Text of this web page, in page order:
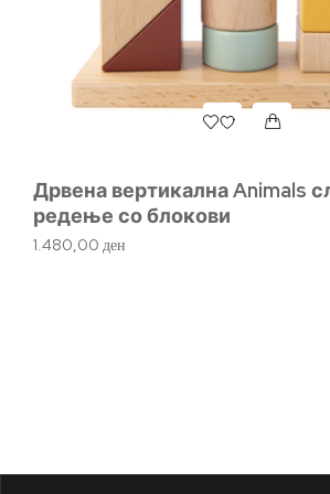
Дрвена вертикална Animals
редење со блокови
1.480,00 ден